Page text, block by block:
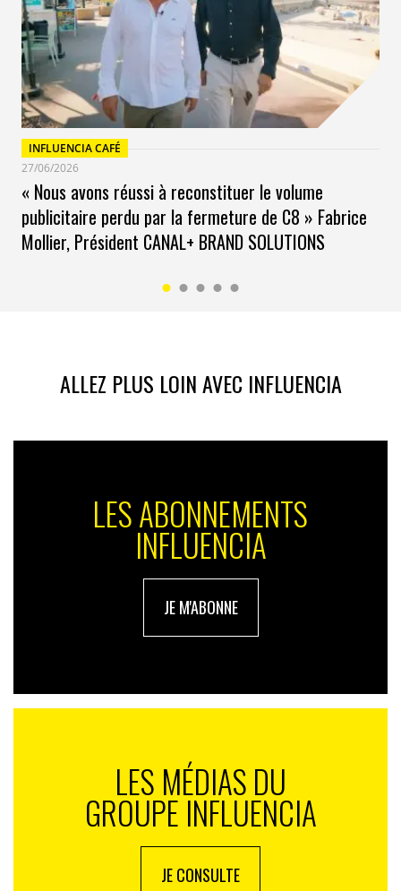
Romane Raingeard, Chargée de communication et
Relations Presse pour les Deauville Green Awards
INFLUENCIA CAFÉ
27/06/2026
« Nous avons réussi à reconstituer le volume
publicitaire perdu par la fermeture de C8 » Fabrice
Mollier, Président CANAL+ BRAND SOLUTIONS
ALLEZ PLUS LOIN AVEC INFLUENCIA
LES ABONNEMENTS
INFLUENCIA
JE M'ABONNE
LES MÉDIAS DU
GROUPE INFLUENCIA
JE CONSULTE